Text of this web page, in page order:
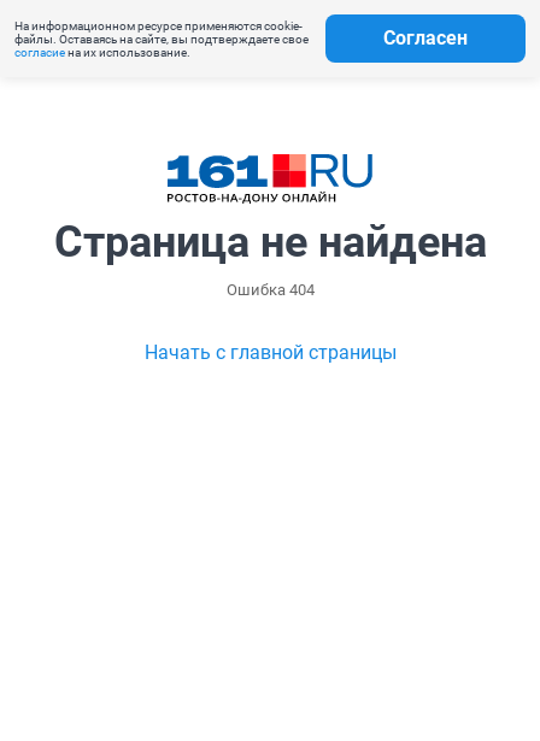
На информационном ресурсе применяются cookie-
файлы. Оставаясь на сайте, вы подтверждаете свое
согласиена их использование.
Согласен
Страница не найдена
Ошибка 404
Начать с главной страницы